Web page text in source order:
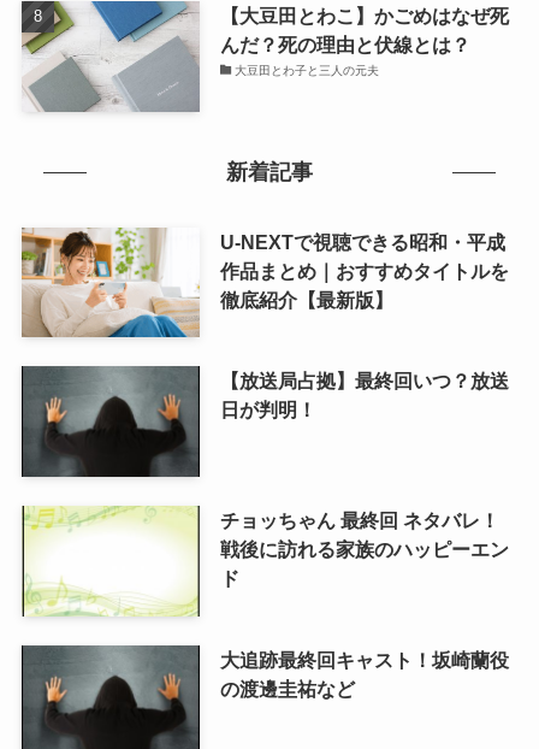
【大豆田とわこ】かごめはなぜ死
んだ？死の理由と伏線とは？
大豆田とわ子と三人の元夫
新着記事
U-NEXTで視聴できる昭和・平成
作品まとめ｜おすすめタイトルを
徹底紹介【最新版】
【放送局占拠】最終回いつ？放送
日が判明！
チョッちゃん 最終回 ネタバレ！
戦後に訪れる家族のハッピーエン
ド
大追跡最終回キャスト！坂崎蘭役
の渡邊圭祐など